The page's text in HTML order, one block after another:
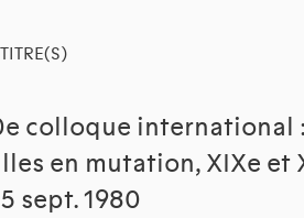
TITRE(S)
colloque international :
en mutation, XIXe et
sept. 1980